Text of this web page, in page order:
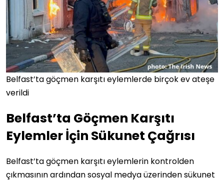
Belfast’ta göçmen karşıtı eylemlerde birçok ev ateşe
verildi
Belfast’ta Göçmen Karşıtı
Eylemler İçin Sükunet Çağrısı
Belfast’ta göçmen karşıtı eylemlerin kontrolden
çıkmasının ardından sosyal medya üzerinden sükunet